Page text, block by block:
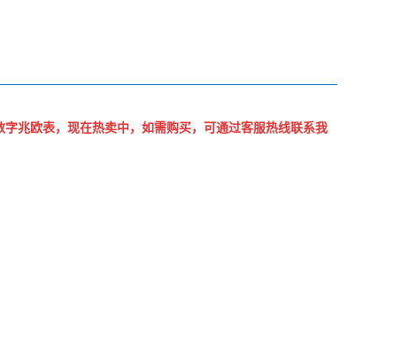
字兆欧表，现在热卖中，如需购买，可通过客服热线联系我